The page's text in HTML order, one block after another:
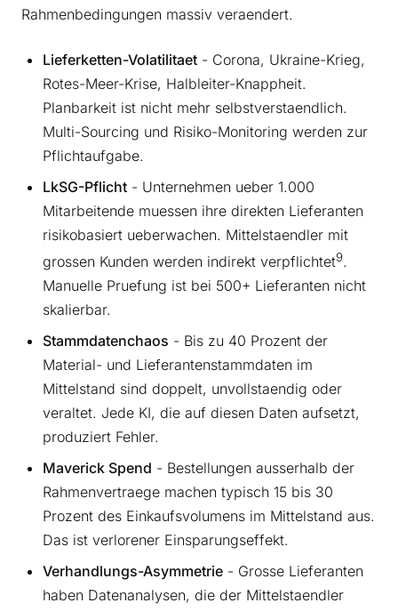
Rahmenbedingungen massiv veraendert.
Lieferketten-Volatilitaet - Corona, Ukraine-Krieg,
Rotes-Meer-Krise, Halbleiter-Knappheit.
Planbarkeit ist nicht mehr selbstverstaendlich.
Multi-Sourcing und Risiko-Monitoring werden zur
Pflichtaufgabe.
LkSG-Pflicht - Unternehmen ueber 1.000
Mitarbeitende muessen ihre direkten Lieferanten
risikobasiert ueberwachen. Mittelstaendler mit
grossen Kunden werden indirekt verpflichtet9.
Manuelle Pruefung ist bei 500+ Lieferanten nicht
skalierbar.
Stammdatenchaos - Bis zu 40 Prozent der
Material- und Lieferantenstammdaten im
Mittelstand sind doppelt, unvollstaendig oder
veraltet. Jede KI, die auf diesen Daten aufsetzt,
produziert Fehler.
Maverick Spend - Bestellungen ausserhalb der
Rahmenvertraege machen typisch 15 bis 30
Prozent des Einkaufsvolumens im Mittelstand aus.
Das ist verlorener Einsparungseffekt.
Verhandlungs-Asymmetrie - Grosse Lieferanten
haben Datenanalysen, die der Mittelstaendler